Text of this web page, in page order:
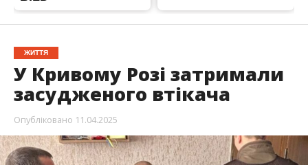
ЖИТТЯ
У Кривому Розі затримали
засудженого втікача
Опубліковано 11.04.2025